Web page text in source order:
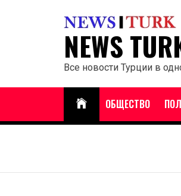
NEWS
Все новости Турции в
ОБЩЕСТВО